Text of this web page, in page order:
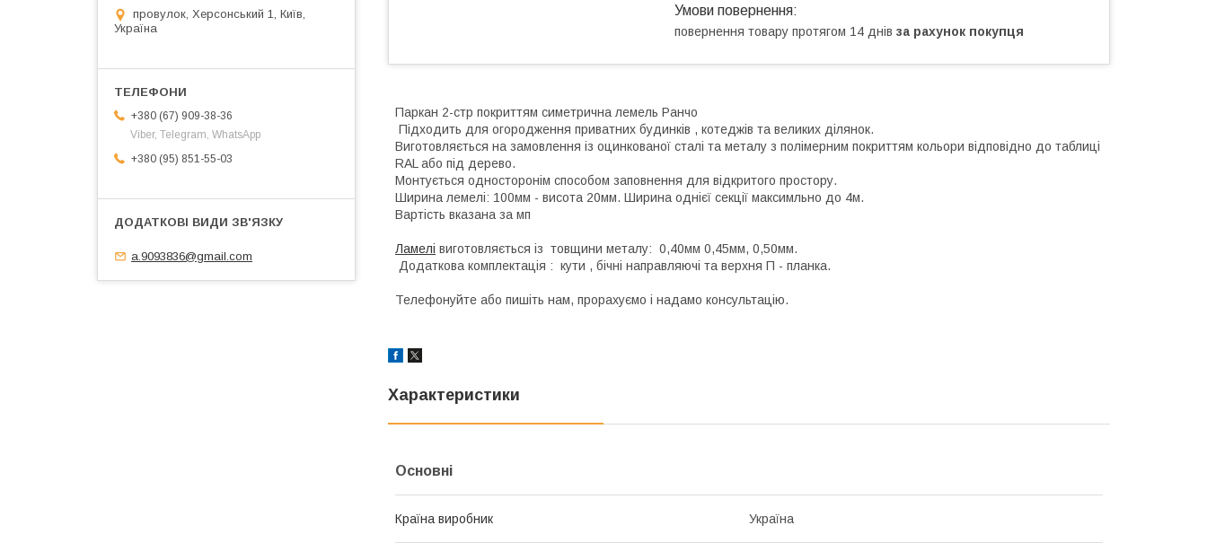
повернення товару протягом 14 днів за рахунок покупця
Паркан 2-стр покриттям симетрична лемель Ранчо
Підходить для огородження приватних будинків , котеджів та великих ділянок.
Виготовляється на замовлення із оцинкованої сталі та металу з полімерним покриттям кольори відповідно до таблиці
RAL або під дерево.
Монтується односторонім способом заповнення для відкритого простору.
Ширина лемелі: 100мм - висота 20мм. Ширина однієї секції максимльно до 4м.
Вартість вказана за мп
Ламелі виготовляється із товщини металу: 0,40мм 0,45мм, 0,50мм.
Додаткова комплектація : кути , бічні направляючі та верхня П - планка.
Телефонуйте або пишіть нам, прорахуємо і надамо консультацію.
Характеристики
Основні
Країна виробник Україна
провулок, Херсонський 1, Київ,
Україна
+380 (67) 909-38-36
Viber, Telegram, WhatsApp
+380 (95) 851-55-03
a.9093836@gmail.com